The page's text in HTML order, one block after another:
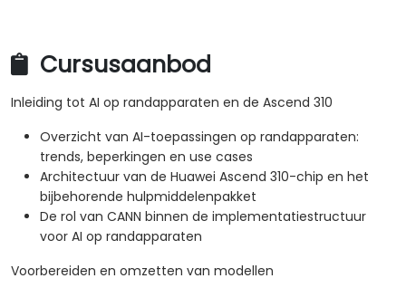
Cursusaanbod
Inleiding tot AI op randapparaten en de Ascend 310
Overzicht van AI-toepassingen op randapparaten:
trends, beperkingen en use cases
Architectuur van de Huawei Ascend 310-chip en het
bijbehorende hulpmiddelenpakket
De rol van CANN binnen de implementatiestructuur
voor AI op randapparaten
Voorbereiden en omzetten van modellen